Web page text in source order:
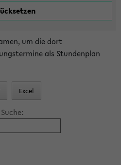
um die dort
als Stundenplan
Excel
Suche: